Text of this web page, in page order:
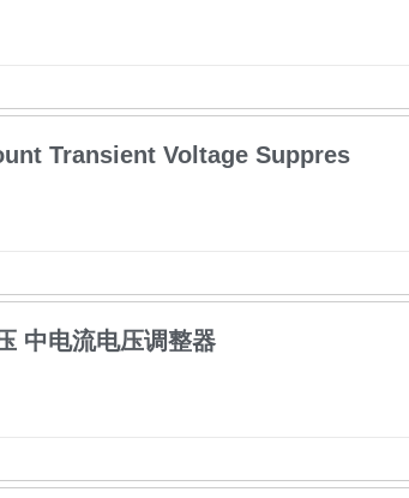
Transient Voltage Suppres
中电流电压调整器